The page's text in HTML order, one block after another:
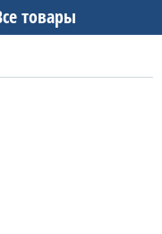
товары